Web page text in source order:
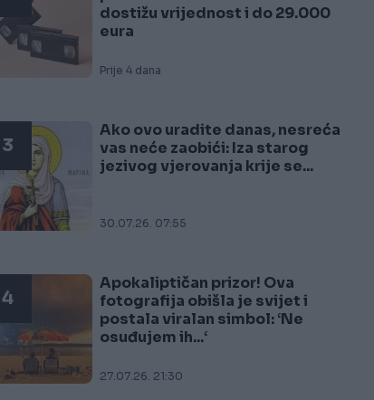
dostižu vrijednost i do 29.000
eura
Prije 4 dana
3
Ako ovo uradite danas, nesreća
vas neće zaobići: Iza starog
jezivog vjerovanja krije se...
30.07.26. 07:55
4
Apokaliptičan prizor! Ova
fotografija obišla je svijet i
postala viralan simbol: ‘Ne
osuđujem ih...‘
27.07.26. 21:30